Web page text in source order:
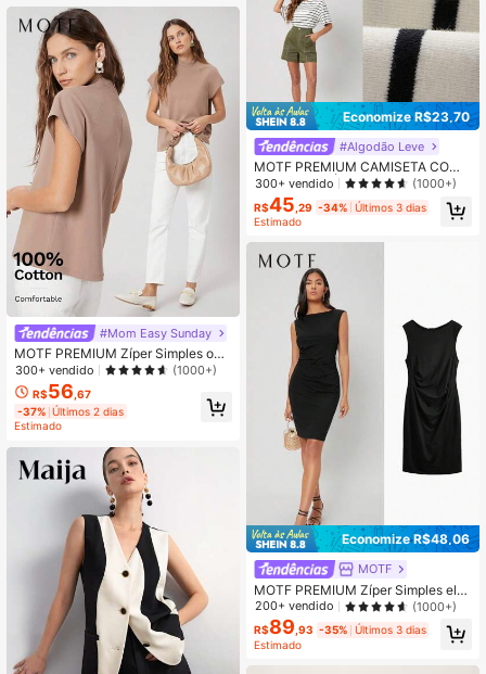
#Mom Easy Sunday
MOTF PREMIUM Zíper Simples oca
sional Camiseta
300+ vendido (1000+)
R$56 ,67
-37% Últimos 2 dias
Estimado
Economize R$23,70
#Algodão Leve
MOTF PREMIUM CAMISETA COM
OMBROS CAÍDOS
300+ vendido (1000+)
R$45 ,29 -34% Últimos 3 dias
Estimado
Economize R$48,06
MOTF
MOTF PREMIUM Zíper Simples ele
gante Vestido
200+ vendido (1000+)
R$89 ,93 -35% Últimos 3 dias
Estimado